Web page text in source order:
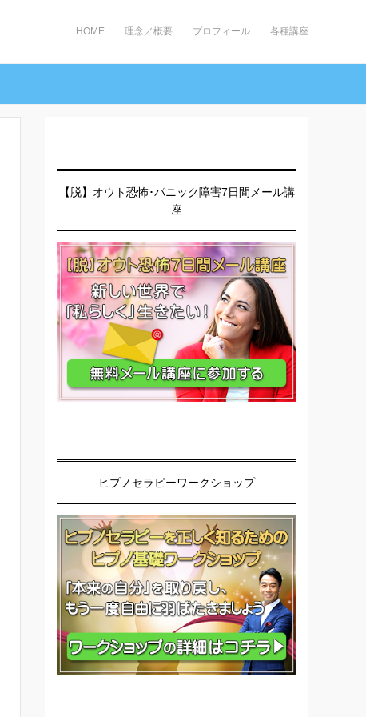
HOME 理念／概要 プロフィール 各種講座
【脱】オウト恐怖･パニック障害7日間メール講
座
ヒプノセラピーワークショップ